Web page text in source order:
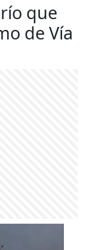
que
de Vía